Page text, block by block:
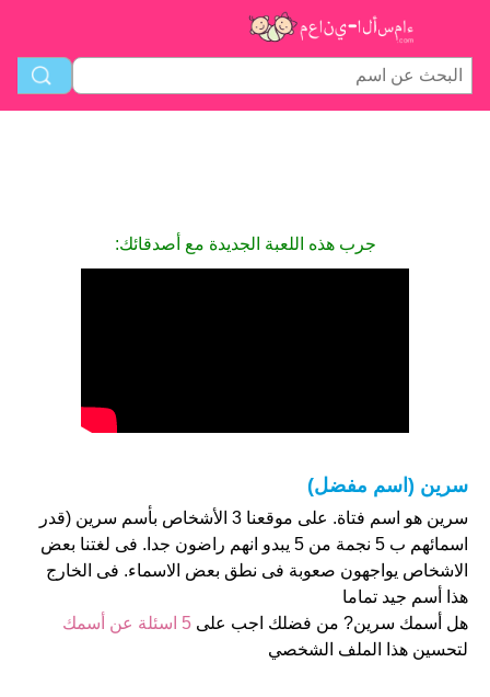
جرب هذه اللعبة الجديدة مع أصدقائك:
سرين (اسم مفضل)
سرين هو اسم فتاة. على موقعنا 3 الأشخاص بأسم سرين (قدر
اسمائهم ب 5 نجمة من 5 يبدو انهم راضون جدا. فى لغتنا بعض
الاشخاص يواجهون صعوبة فى نطق بعض الاسماء. فى الخارج
هذا أسم جيد تماما
هل أسمك سرين? من فضلك اجب على 5 اسئلة عن أسمك
لتحسين هذا الملف الشخصي